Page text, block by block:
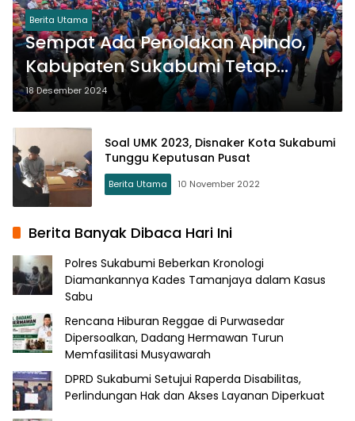
Berita Utama
Sempat Ada Penolakan Apindo,
Kabupaten Sukabumi Tetap
Mendapatkan Kenaikan UMK 6,5%
18 Desember 2024
Soal UMK 2023, Disnaker Kota Sukabumi
Tunggu Keputusan Pusat
Berita Utama 10 November 2022
Berita Banyak Dibaca Hari Ini
Polres Sukabumi Beberkan Kronologi
Diamankannya Kades Tamanjaya dalam Kasus
Sabu
Rencana Hiburan Reggae di Purwasedar
Dipersoalkan, Dadang Hermawan Turun
Memfasilitasi Musyawarah
DPRD Sukabumi Setujui Raperda Disabilitas,
Perlindungan Hak dan Akses Layanan Diperkuat